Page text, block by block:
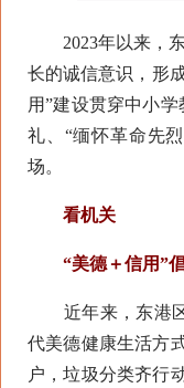
2023年以来，东
长的诚信意识，形
用”建设贯穿中小
礼、“缅怀革命先
场。
看机关
“美德＋信用”倡
近年来，东港区
代美德健康生活方
户，垃圾分类齐行